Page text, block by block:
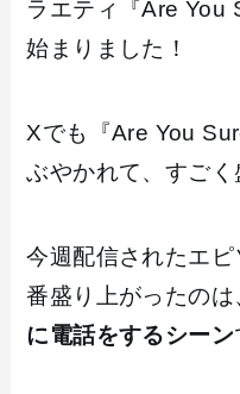
ラエティ『Are You
始まりました！
Xでも『Are You
ぶやかれて、すご
今週配信されたエ
番盛り上がったのは
に電話をするシーン